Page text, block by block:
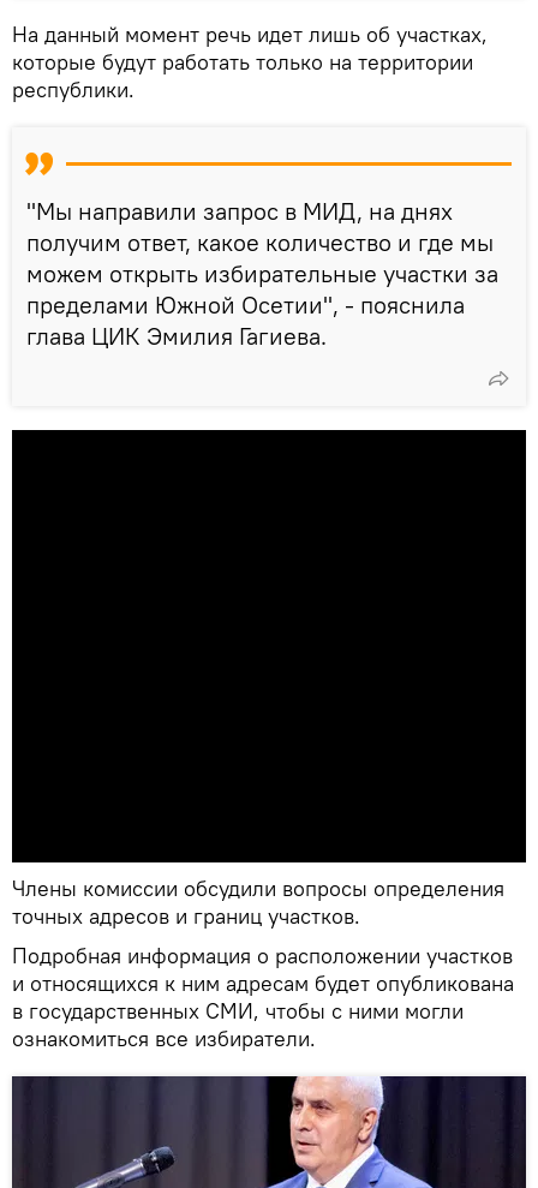
На данный момент речь идет лишь об участках,
которые будут работать только на территории
республики.
"Мы направили запрос в МИД, на днях
получим ответ, какое количество и где мы
можем открыть избирательные участки за
пределами Южной Осетии", - пояснила
глава ЦИК Эмилия Гагиева.
Члены комиссии обсудили вопросы определения
точных адресов и границ участков.
Подробная информация о расположении участков
и относящихся к ним адресам будет опубликована
в государственных СМИ, чтобы с ними могли
ознакомиться все избиратели.